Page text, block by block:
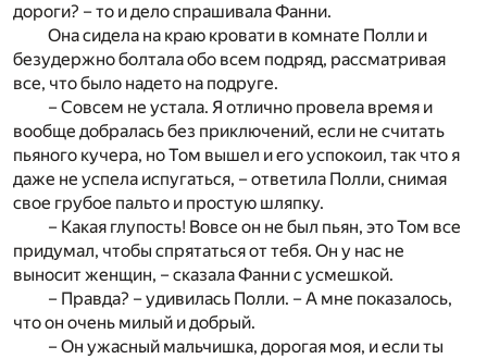
дороги? – то и дело спрашивала Фанни.
Она сидела на краю кровати в комнате Полли и
безудержно болтала обо всем подряд, рассматривая
все, что было надето на подруге.
– Совсем не устала. Я отлично провела время и
вообще добралась без приключений, если не считать
пьяного кучера, но Том вышел и его успокоил, так что я
даже не успела испугаться, – ответила Полли, снимая
свое грубое пальто и простую шляпку.
– Какая глупость! Вовсе он не был пьян, это Том все
придумал, чтобы спрятаться от тебя. Он у нас не
выносит женщин, – сказала Фанни с усмешкой.
– Правда? – удивилась Полли. – А мне показалось,
что он очень милый и добрый.
– Он ужасный мальчишка, дорогая моя, и если ты